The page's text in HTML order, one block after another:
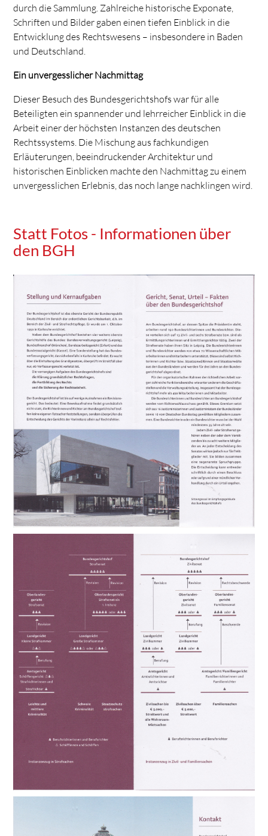
durch die Sammlung. Zahlreiche historische Exponate,
Schriften und Bilder gaben einen tiefen Einblick in die
Entwicklung des Rechtswesens – insbesondere in Baden
und Deutschland.
Ein unvergesslicher Nachmittag
Dieser Besuch des Bundesgerichtshofs war für alle
Beteiligten ein spannender und lehrreicher Einblick in die
Arbeit einer der höchsten Instanzen des deutschen
Rechtssystems. Die Mischung aus fachkundigen
Erläuterungen, beeindruckender Architektur und
historischen Einblicken machte den Nachmittag zu einem
unvergesslichen Erlebnis, das noch lange nachklingen wird.
Statt Fotos - Informationen über
den BGH